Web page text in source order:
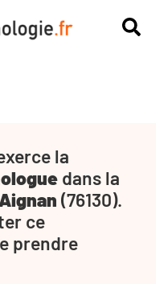
la
dans la
(76130).
ce
prendre